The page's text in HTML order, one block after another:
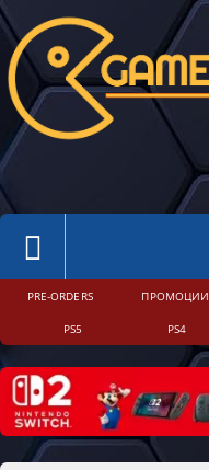
PRE-ORDERS ПРОМОЦИИ
PS5 PS4